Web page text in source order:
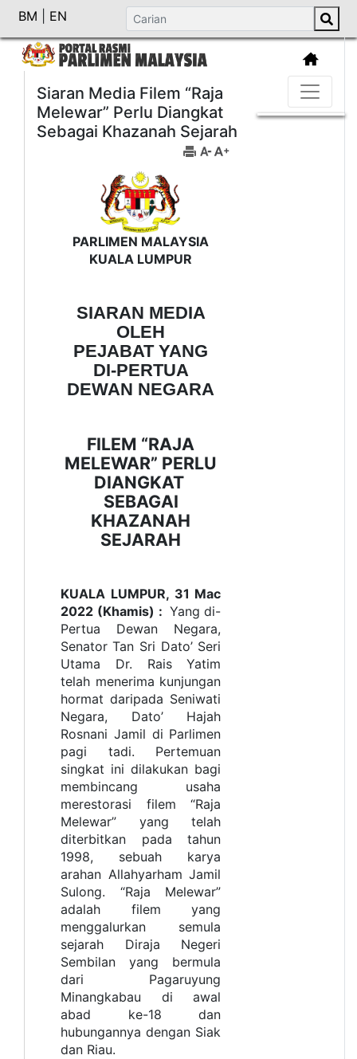
BM EN
Siaran Media Filem “Raja
Melewar” Perlu Diangkat
Sebagai Khazanah Sejarah
PARLIMEN MALAYSIA
KUALA LUMPUR
SIARAN MEDIA
OLEH
PEJABAT YANG
DI-PERTUA
DEWAN NEGARA
FILEM “RAJA
MELEWAR” PERLU
DIANGKAT
SEBAGAI
KHAZANAH
SEJARAH
KUALA LUMPUR, 31 Mac
2022 (Khamis) :Yang di-
Pertua Dewan Negara,
Senator Tan Sri Dato’ Seri
Utama Dr. Rais Yatim
telah menerima kunjungan
hormat daripada Seniwati
Negara, Dato’ Hajah
Rosnani Jamil di Parlimen
pagi tadi. Pertemuan
singkat ini dilakukan bagi
membincang usaha
merestorasi filem “Raja
Melewar” yang telah
diterbitkan pada tahun
1998, sebuah karya
arahan Allahyarham Jamil
Sulong. “Raja Melewar”
adalah filem yang
menggalurkan semula
sejarah Diraja Negeri
Sembilan yang bermula
dari Pagaruyung
Minangkabau di awal
abad ke-18 dan
hubungannya dengan Siak
dan Riau.